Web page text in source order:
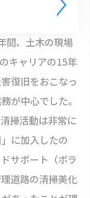
えます。
間、土木の現場
キャリアの15年
復旧をおこなっ
が中心でした。
掃活動は非常に
に加入したの
サポート（ボラ
道路の清掃美化